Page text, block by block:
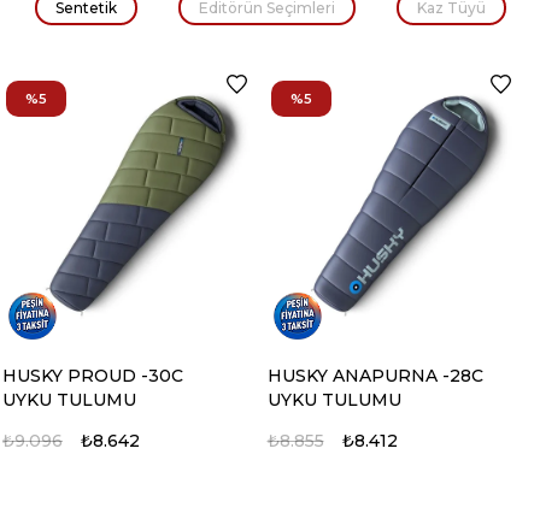
Sentetik Editörün Seçimleri Kaz Tüyü
HUSKY PROUD -30C
UYKU TULUMU
₺8.642
₺9.096
%5
HUSKY ANAPURNA -28C
UYKU TULUMU
₺8.412
₺8.855
%5